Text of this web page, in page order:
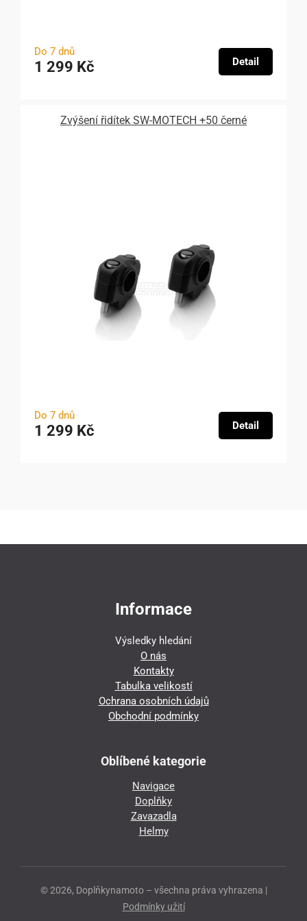
Do 7 dnů
1 299 Kč Detail
Zvýšení řidítek SW-MOTECH +50 černé
Do 7 dnů
1 299 Kč Detail
Informace
Výsledky hledání
O nás
Kontakty
Tabulka velikostí
Ochrana osobních údajů
Obchodní podmínky
Oblíbené kategorie
Navigace
Doplňky
Zavazadla
Helmy
© 2026, Doplňkynamoto – všechna práva vyhrazena |
Podmínky užití